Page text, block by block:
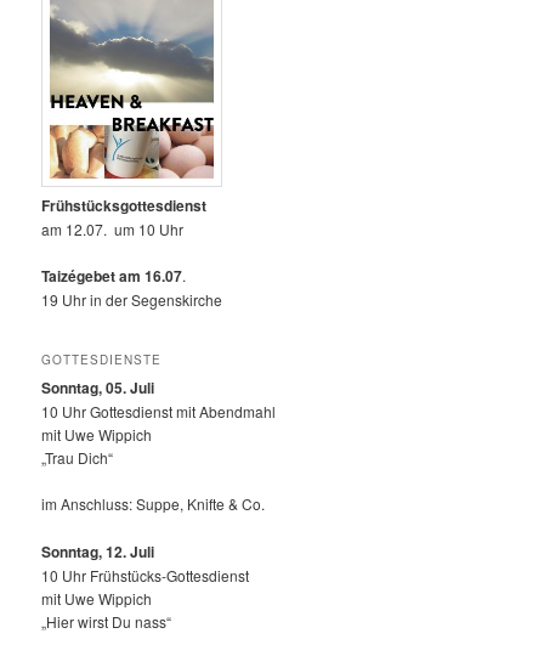
Frühstücksgottesdienst
am 12.07. um 10 Uhr
Taizégebet am 16.07.
19 Uhr in der Segenskirche
GOTTESDIENSTE
Sonntag, 05. Juli
10 Uhr Gottesdienst mit Abendmahl
mit Uwe Wippich
„Trau Dich“
im Anschluss: Suppe, Knifte & Co.
Sonntag, 12.Juli
10 Uhr Frühstücks-Gottesdienst
mit Uwe Wippich
„Hier wirst Du nass“